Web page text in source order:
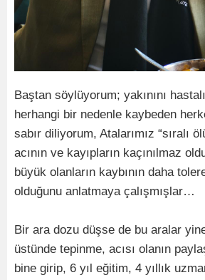
Baştan söylüyorum; yakınını
herhangi bir nedenle kaybeden
sabır diliyorum, Atalarımız “sıralı
acının ve kayıpların kaçınılmaz
büyük olanların kaybının daha
olduğunu anlatmaya çalışmışlar…
Bir ara dozu düşse de bu aralar
üstünde tepinme, acısı olanın
bine girip, 6 yıl eğitim, 4 yıllık